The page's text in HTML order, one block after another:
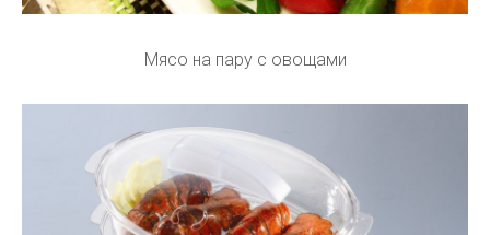
Мясо на пару с овощами